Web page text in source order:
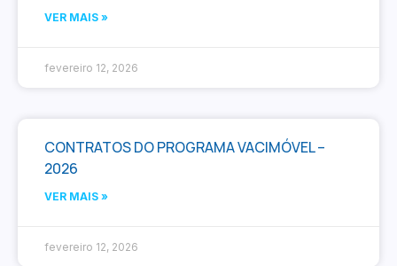
VER MAIS »
fevereiro 12, 2026
CONTRATOS DO PROGRAMA VACIMÓVEL –
2026
VER MAIS »
fevereiro 12, 2026